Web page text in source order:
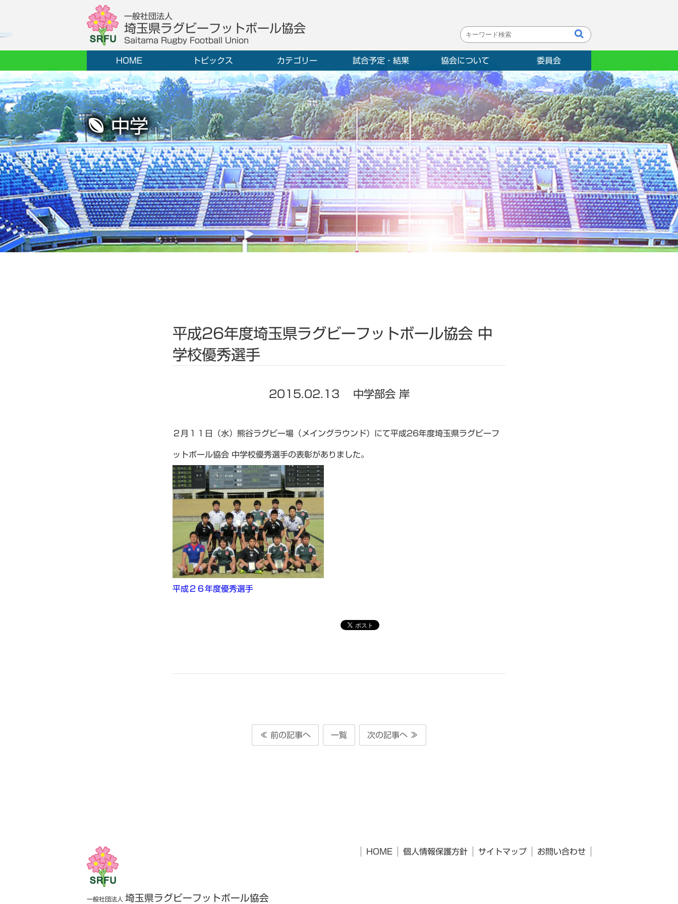
一般社団法人
埼玉県ラグビーフットボール協会
Saitama Rugby Football Union
HOME トピックス カテゴリー 試合予定・結果 協会について 委員会
中学
平成26年度埼玉県ラグビーフットボール協会 中
学校優秀選手
2015.02.13 中学部会 岸
２月１１日（水）熊谷ラグビー場（メイングラウンド）にて平成26年度埼玉県ラグビーフ
ットボール協会 中学校優秀選手の表彰がありました。
平成２６年度優秀選手
≪ 前の記事へ 一覧 次の記事へ ≫
HOME 個人情報保護方針 サイトマップ お問い合わせ
一般社団法人 埼玉県ラグビーフットボール協会